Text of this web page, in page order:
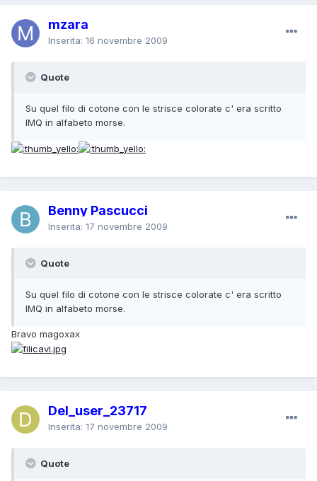
mzara
Inserita: 16 novembre 2009
Quote
Su quel filo di cotone con le strisce colorate c' era scritto
IMQ in alfabeto morse.
Benny Pascucci
Inserita: 17 novembre 2009
Quote
Su quel filo di cotone con le strisce colorate c' era scritto
IMQ in alfabeto morse.
Bravo magoxax
Del_user_23717
Inserita: 17 novembre 2009
Quote